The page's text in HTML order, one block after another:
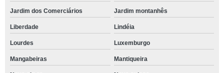
Jardim dos Comerciários Jardim montanhês
Liberdade Lindéia
Lourdes Luxemburgo
Mangabeiras Mantiqueira